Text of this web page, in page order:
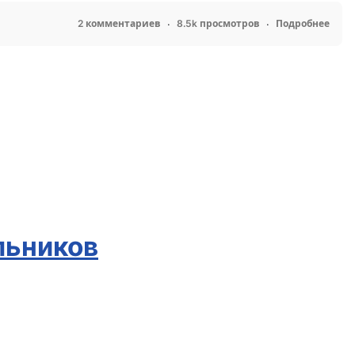
2 комментариев 8.5k просмотров Подробнее